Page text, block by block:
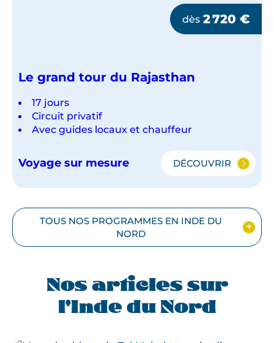
dès 2 720 €
Le grand tour du Rajasthan
17 jours
Circuit privatif
Avec guides locaux et chauffeur
Voyage sur mesure DÉCOUVRIR
LE
DU
RAJASTHAN
TOUS NOS PROGRAMMES EN INDE DU
NORD
Nos articles sur
l'Inde du Nord